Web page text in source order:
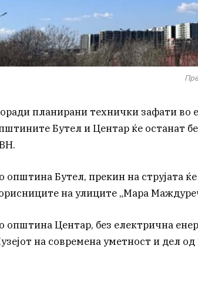
планирани технички зафати во
Бутел и Центар ќе останат
општина Бутел, прекин на струјата
на улиците „Мара
општина Центар, без електрична
на современа уметност и дел